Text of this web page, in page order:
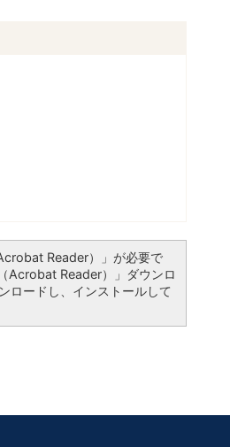
Reader）」が必要で
Acrobat Reader）」ダウンロ
ロードし、インストールして